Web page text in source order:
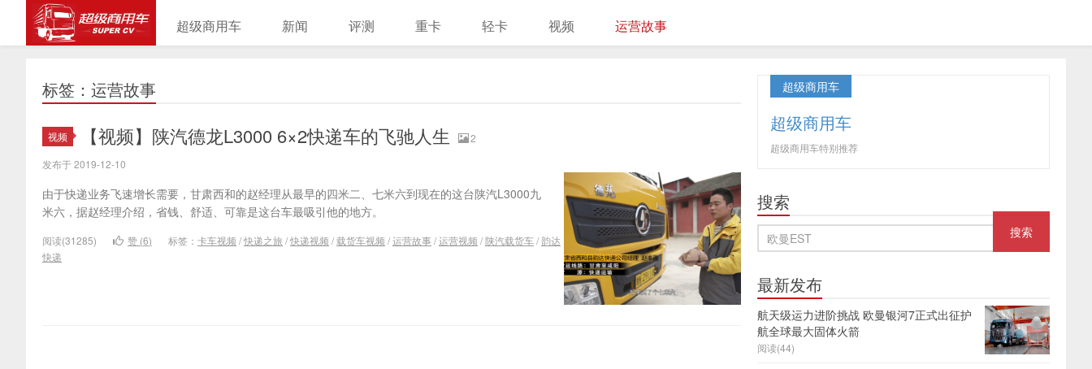
超级商用车 新闻 评测 重卡 轻卡 视频 运营故事
标签：运营故事
视频 【视频】陕汽德龙L3000 6×2快递车的飞驰人生
2
发布于 2019-12-10
由于快递业务飞速增长需要，甘肃西和的赵经理从最早的四米二、七米六到现在的这台陕汽L3000九
米六，据赵经理介绍，省钱、舒适、可靠是这台车最吸引他的地方。
阅读(31285) 赞 (6) 标签： 卡车视频 /快递之旅 /快递视频 /载货车视频 /运营故事/运营视频 /陕汽载货车/韵达
快递
超级商用车
超级商用车
超级商用车特别推荐
搜索
最新发布
航天级运力进阶挑战 欧曼银河7正式出征护
航全球最大固体火箭
阅读(44)